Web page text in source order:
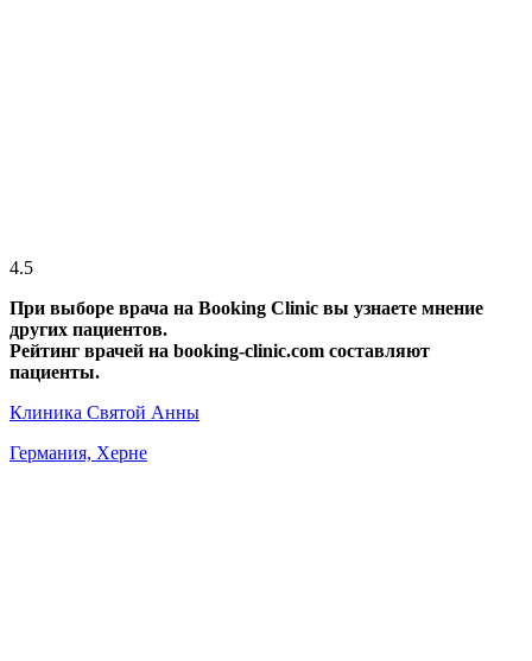
4.5
При выборе врача на Booking Clinic вы узнаете мнение
других пациентов.
Рейтинг врачей на booking-clinic.com составляют
пациенты.
Клиника Святой Анны
Германия, Херне